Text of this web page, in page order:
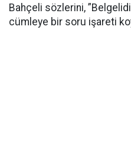
Bahçeli sözlerini,
cümleye bir soru işareti